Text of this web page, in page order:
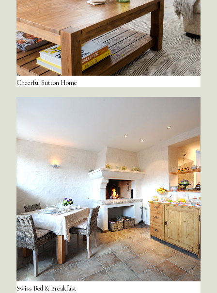
Cheerful Sutton Home
Swiss Bed & Breakfast